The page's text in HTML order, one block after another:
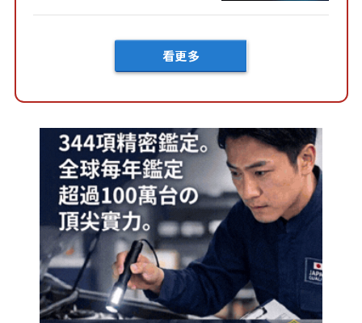
車？...
看更多